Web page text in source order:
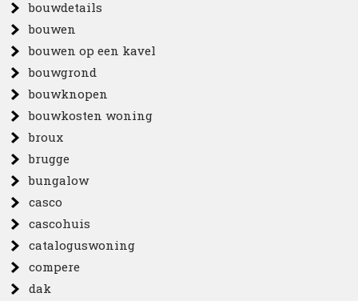
bouwdetails
bouwen
bouwen op een kavel
bouwgrond
bouwknopen
bouwkosten woning
broux
brugge
bungalow
casco
cascohuis
cataloguswoning
compere
dak